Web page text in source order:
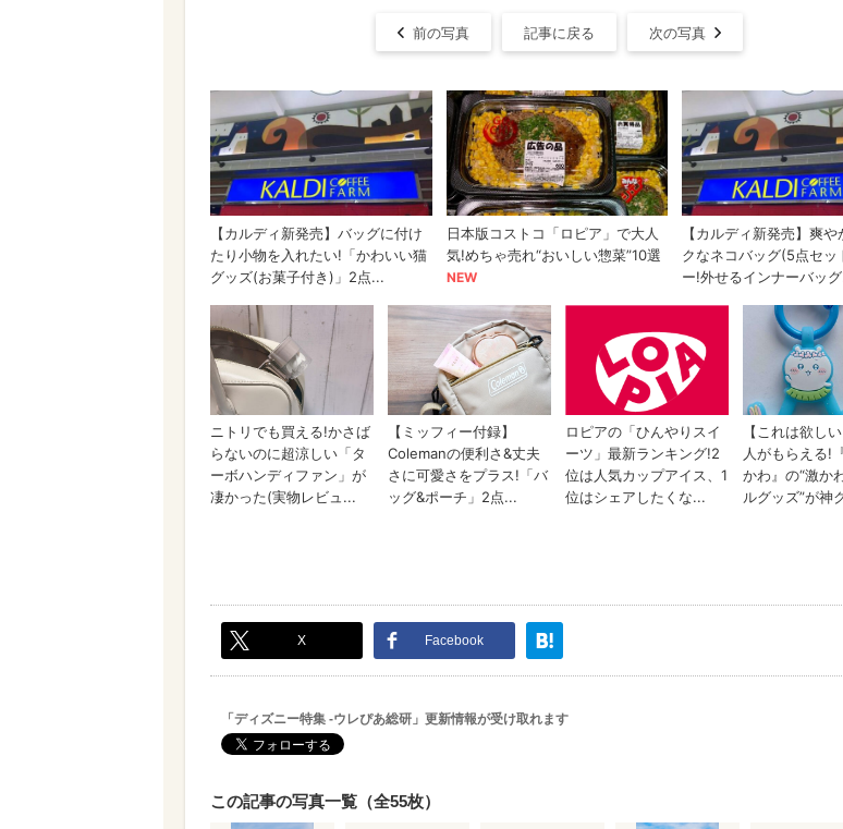
前の写真 記事に戻る 次の写真
X Facebook
「ディズニー特集 -ウレぴあ総研」更新情報が受け取れます
この記事の写真一覧（全55枚）